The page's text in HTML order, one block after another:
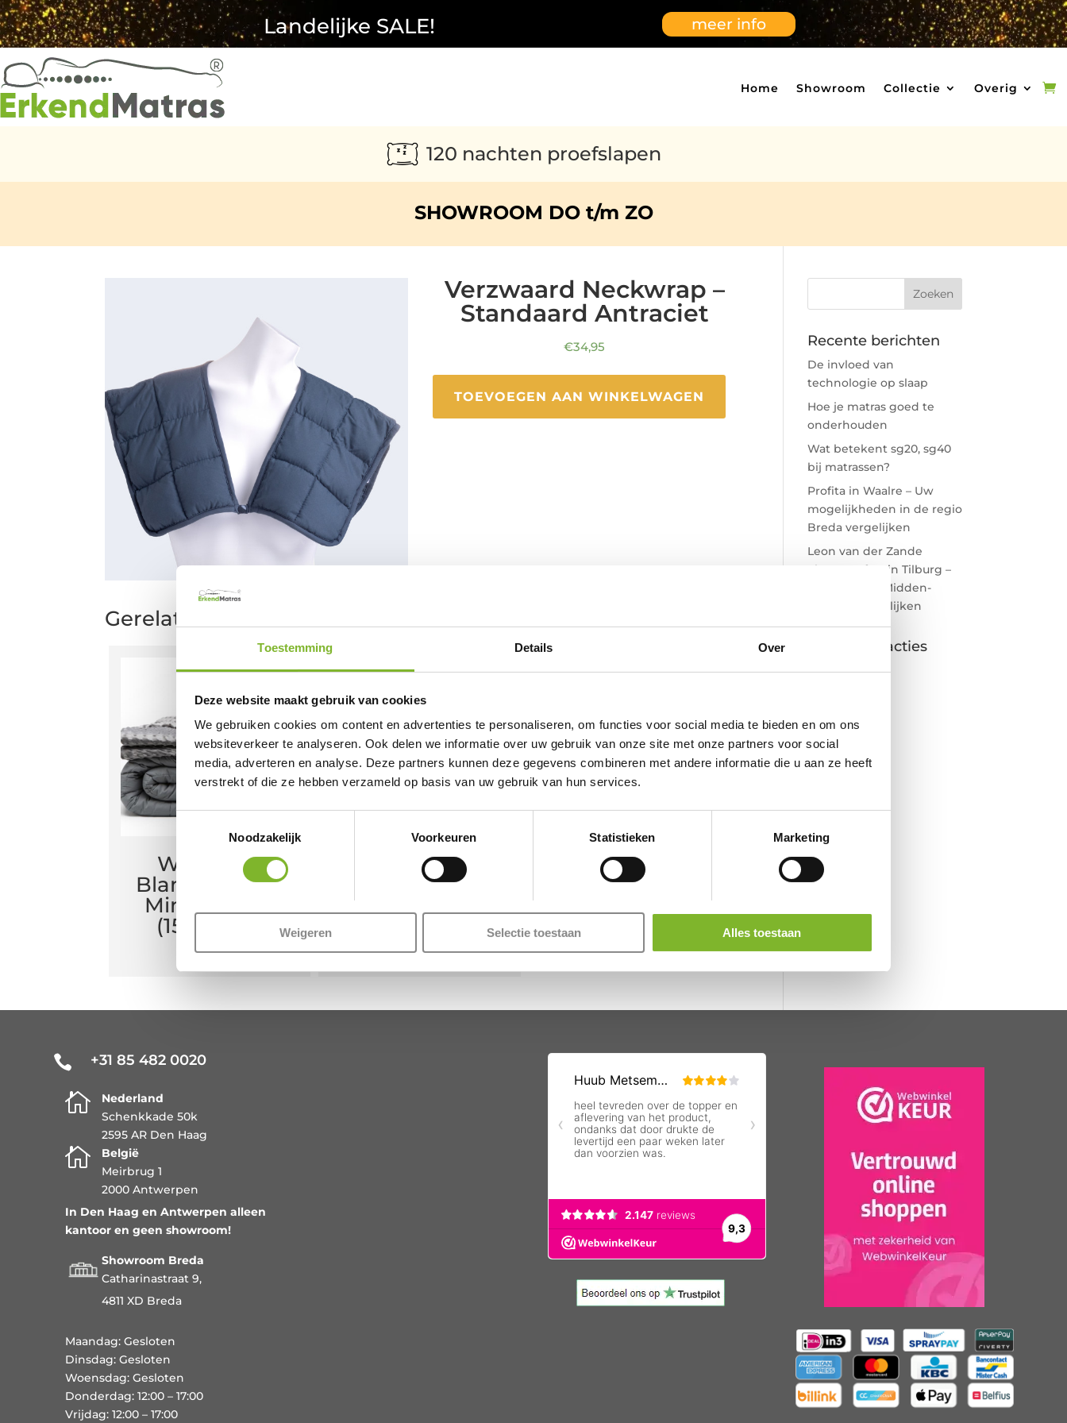
Toestemming Details Over
Deze website maakt gebruik van cookies
We gebruiken cookies om content en advertenties te personaliseren, om functies voor social media te bieden en om ons
websiteverkeer te analyseren. Ook delen we informatie over uw gebruik van onze site met onze partners voor social
media, adverteren en analyse. Deze partners kunnen deze gegevens combineren met andere informatie die u aan ze heeft
verstrekt of die ze hebben verzameld op basis van uw gebruik van hun services.
Toestemmingsselectie
Noodzakelijk
Voorkeuren Statistieken Marketing
Weigeren Selectie toestaan Alles toestaan
Landelijke SALE! meer info
Home Showroom Collectie Overig
120 nachten proefslapen
SHOWROOM DO t/m ZO
Verzwaard Neckwrap –
Standaard Antraciet
€34,95
TOEVOEGEN AAN WINKELWAGEN
Gerelateerde producten
Weighted
Blanket 7KG +
Minky Cover
(15020619)
€104,95
Verzwaard
Neckwrap –
Minky Fleece
€39,95
Verzwaringsdeken
7KG Antraciet
€54,95
Recente berichten
De invloed van
technologie op slaap
Hoe je matras goed te
onderhouden
Wat betekent sg20, sg40
bij matrassen?
Profita in Waalre – Uw
mogelijkheden in de regio
Breda vergelijken
Leon van der Zande
Slaapcomfort in Tilburg –
Uw opties in Midden-
Brabant vergelijken
Recente reacties
 +31 85 482 0020

Nederland
Schenkkade 50k
2595 AR Den Haag

België
Meirbrug 1
2000 Antwerpen
In Den Haag en Antwerpen alleen
kantoor en geen showroom!
Showroom Breda
Catharinastraat 9,
4811 XD Breda
Maandag: Gesloten
Dinsdag: Gesloten
Woensdag: Gesloten
Donderdag: 12:00 – 17:00
Vrijdag: 12:00 – 17:00